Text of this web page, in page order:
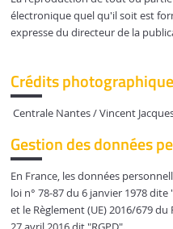
électronique quel qu'il soit est
expresse du directeur de la
Crédits
Centrale Nantes / Vincent
Gestion des données
En France, les données
loi n° 78-87 du 6 janvier 1978
et le Règlement (UE) 2016/679